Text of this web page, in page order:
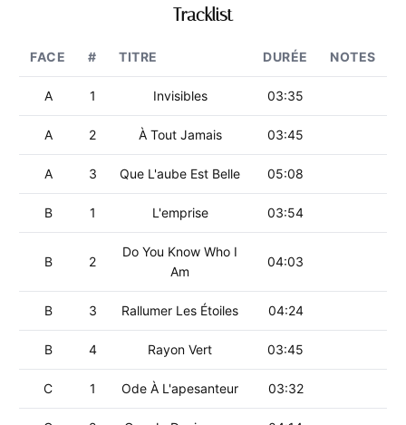
Tracklist
FACE # TITRE DURÉE NOTES
A 1 Invisibles 03:35
A 2 À Tout Jamais 03:45
A 3 Que L'aube Est Belle 05:08
B 1 L'emprise 03:54
B 2
Do You Know Who I
Am
04:03
B 3 Rallumer Les Étoiles 04:24
B 4 Rayon Vert 03:45
C 1 Ode À L'apesanteur 03:32